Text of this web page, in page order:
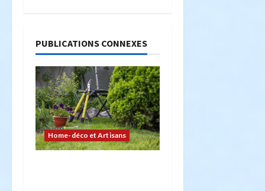
’
a
r
t
i
PUBLICATIONS CONNEXES
Home-déco et Artisans